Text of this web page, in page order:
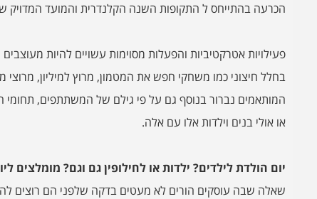
הכרעה בהתייחס ל התקופות השנה הקלנדרית והמועד המדויק
פעילויות אטרקטיביות והפעלות מסוימות עשויים להיות
בחלל חיצוני כמו משחקי חפש את המטמון, מרוץ למיליון,
המותאמים נברור בנוסף גם על פי גילם של המשתתפים, תחומי
או אולי בנים וילדות אלו עם אלה.
יום הולדת לילדים? ילדות או לחילופין גם וגם? מומלצים
שאלה שבה עוסקים הורים לא מעטים בדקה שלפני הם רוצים